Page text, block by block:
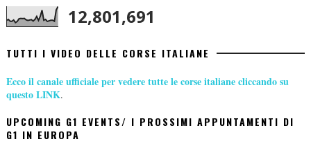
12,801,691
TUTTI I VIDEO DELLE CORSE ITALIANE
Ecco il canale ufficiale per vedere tutte le corse italiane cliccando su
questo LINK.
UPCOMING G1 EVENTS/ I PROSSIMI APPUNTAMENTI DI
G1 IN EUROPA